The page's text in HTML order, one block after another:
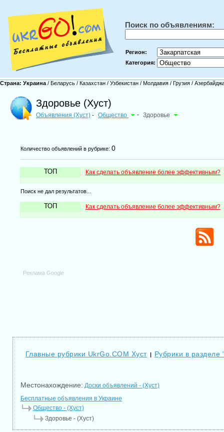
Поиск по объявлениям:
Регион:
Категория:
Страна: Украина / Беларусь / Казахстан / Узбекистан / Молдавия / Грузия /
Здоровье (Хуст)
Объявления (Хуст) - Общество - Здоровье
Количество объявлений в рубрике: 0
ТОП Как сделать объявление более эффективным?
Поиск не дал результатов...
ТОП Как сделать объявление более эффективным?
Реклама Google
Главные рубрики UkrGo.COM Хуст | Рубрики в
Местонахождение: Доски объявлений - (Хуст)
Бесплатные объявления в Украине
Общество - (Хуст)
Здоровье - (Хуст)